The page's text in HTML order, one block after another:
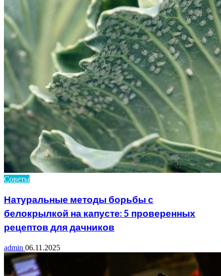
Советы
Натуральные методы борьбы с
белокрылкой на капусте: 5 проверенных
рецептов для дачников
admin 06.11.2025